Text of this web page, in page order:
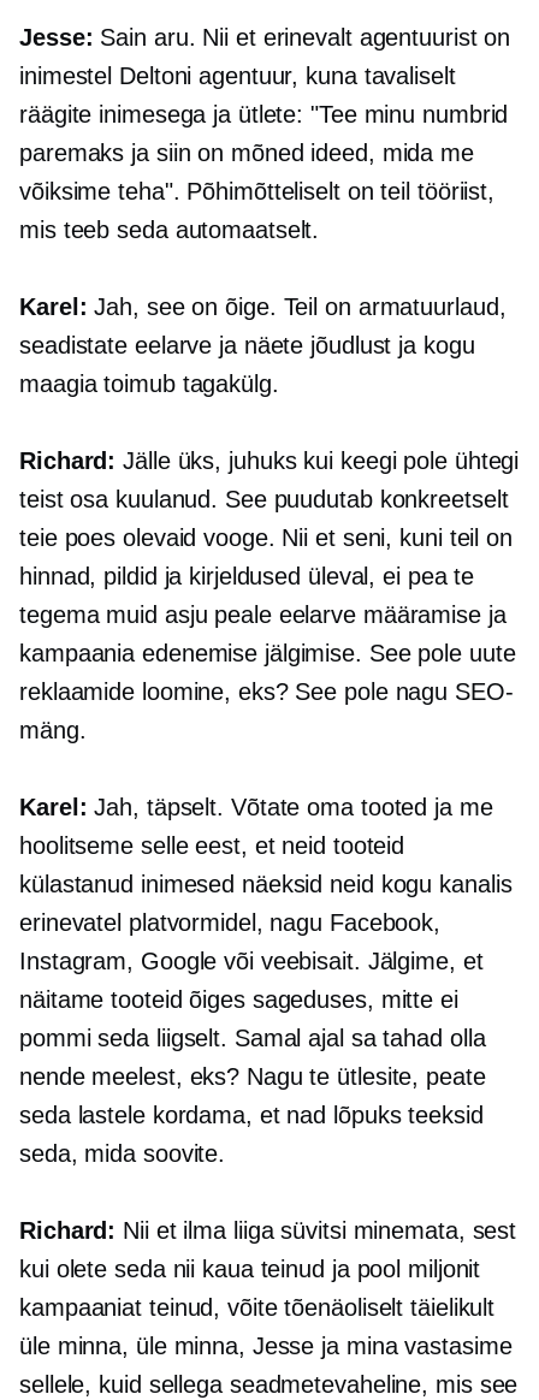
Jesse: Sain aru. Nii et erinevalt agentuurist on
inimestel Deltoni agentuur, kuna tavaliselt
räägite inimesega ja ütlete: "Tee minu numbrid
paremaks ja siin on mõned ideed, mida me
võiksime teha". Põhimõtteliselt on teil tööriist,
mis teeb seda automaatselt.
Karel: Jah, see on õige. Teil on armatuurlaud,
seadistate eelarve ja näete jõudlust ja kogu
maagia toimub tagakülg.
Richard: Jälle üks, juhuks kui keegi pole ühtegi
teist osa kuulanud. See puudutab konkreetselt
teie poes olevaid vooge. Nii et seni, kuni teil on
hinnad, pildid ja kirjeldused üleval, ei pea te
tegema muid asju peale eelarve määramise ja
kampaania edenemise jälgimise. See pole uute
reklaamide loomine, eks? See pole nagu SEO-
mäng.
Karel: Jah, täpselt. Võtate oma tooted ja me
hoolitseme selle eest, et neid tooteid
külastanud inimesed näeksid neid kogu kanalis
erinevatel platvormidel, nagu Facebook,
Instagram, Google või veebisait. Jälgime, et
näitame tooteid õiges sageduses, mitte ei
pommi seda liigselt. Samal ajal sa tahad olla
nende meelest, eks? Nagu te ütlesite, peate
seda lastele kordama, et nad lõpuks teeksid
seda, mida soovite.
Richard: Nii et ilma liiga süvitsi minemata, sest
kui olete seda nii kaua teinud ja pool miljonit
kampaaniat teinud, võite tõenäoliselt täielikult
üle minna, üle minna, Jesse ja mina vastasime
sellele, kuid sellega seadmetevaheline, mis see